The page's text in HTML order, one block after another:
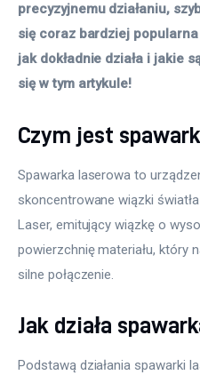
precyzyjnemu działaniu,
się coraz bardziej
jak dokładnie działa i jakie
się w tym artykule!
Czym jest
Spawarka laserowa to
skoncentrowane wiązki
Laser, emitujący wiązkę o
powierzchnię materiału, który
silne połączenie.
Jak działa
Podstawą działania spawarki